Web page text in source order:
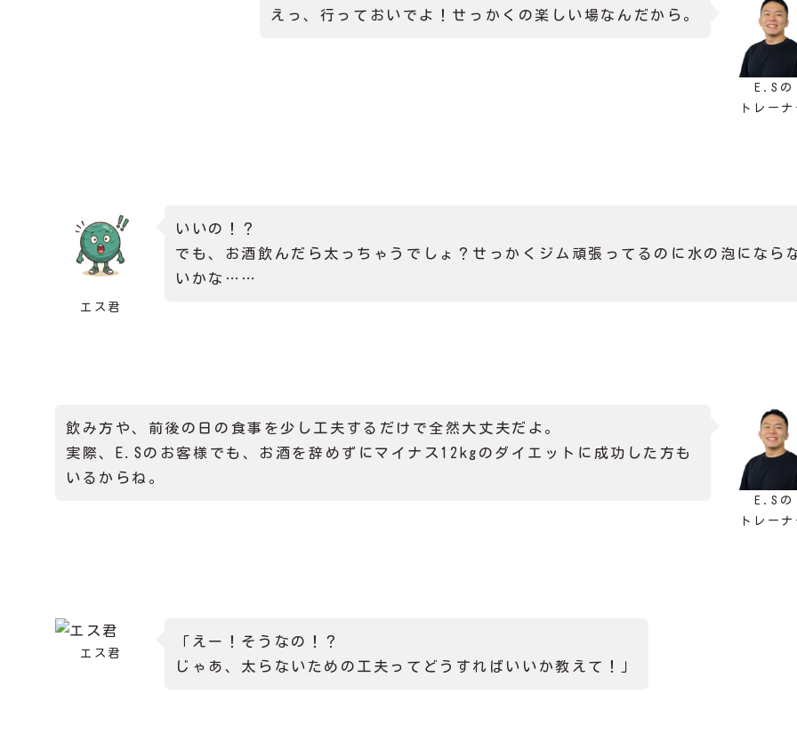
E.Sの
トレー
えっ、行っておいでよ！せっかくの楽しい場なんだから。
エス君
いいの！？
でも、お酒飲んだら太っちゃうでしょ？せっかくジム頑張ってるのに水の泡になら
いかな……
E.Sの
トレー
飲み方や、前後の日の食事を少し工夫するだけで全然大丈夫だよ。
実際、E.Sのお客様でも、お酒を辞めずにマイナス12kgのダイエットに成功した方も
いるからね。
エス君
「えー！そうなの！？
じゃあ、太らないための工夫ってどうすればいいか教えて！」